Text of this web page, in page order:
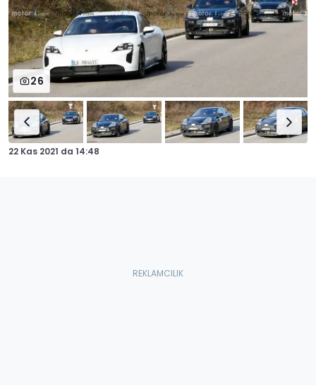
26
22 Kas 2021 da 14:48